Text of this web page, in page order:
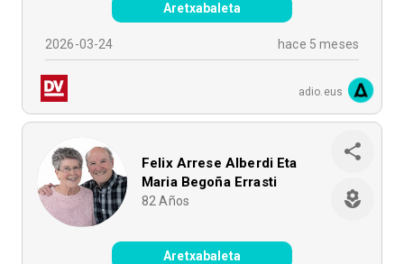
Aretxabaleta
2026-03-24 hace 5 meses
adio.eus
Felix Arrese Alberdi Eta
Maria Begoña Errasti
82 Años
Aretxabaleta